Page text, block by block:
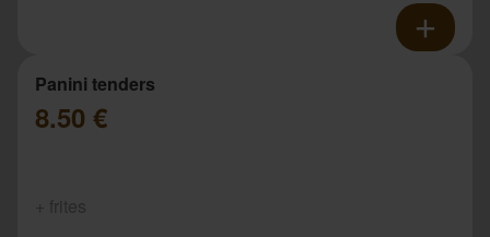
Panini tenders
8.50 €